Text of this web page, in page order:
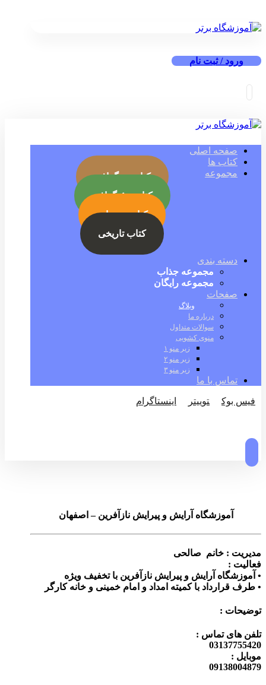
ورود / ثبت نام
صفحه اصلی
کتاب ها
مجموعه
کتاب بیوگرافی
کتاب جئوگرافی
کتاب رمز ارز
کتاب تاریخی
دسته بندی
مجموعه جذاب
مجموعه رایگان
صفحات
وبلاگ
درباره ما
سوالات متداول
منوی کشویی
زیر منو ۱
زیر منو ۲
زیر منو ۳
تماس با ما
فیس بوک توییتر
اینستاگرام
آموزشگاه آرایش و پیرایش نازآفرین – اصفهان
مدیریت : خانم صالحی
فعالیت :
• آموزشگاه آرایش و پیرایش نازآفرین با تخفیف ویژه
• طرف قرارداد با کمیته امداد و امام خمینی و خانه کارگر
توضیحات :
تلفن های تماس :
03137755420
موبایل :
09138004879